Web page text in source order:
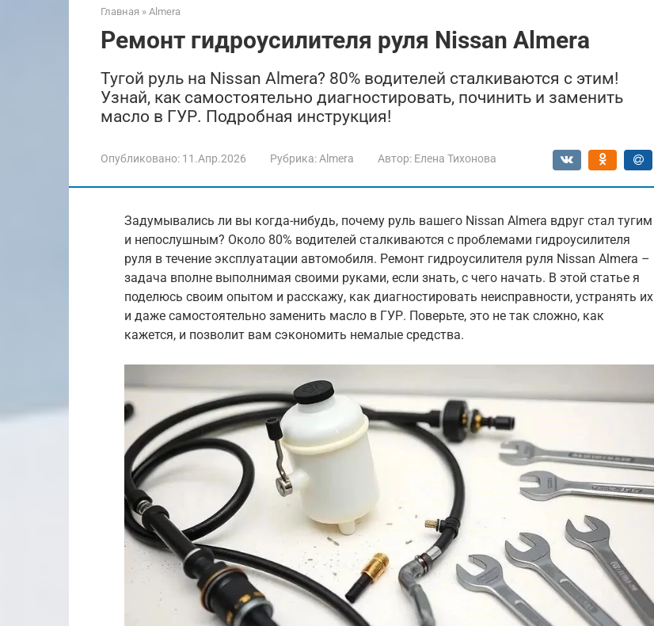
Главная » Almera
Ремонт гидроусилителя руля Nissan Almera
Тугой руль на Nissan Almera? 80% водителей сталкиваются с этим!
Узнай, как самостоятельно диагностировать, починить и заменить
масло в ГУР. Подробная инструкция!
Опубликовано: 11.Апр.2026 Рубрика: Almera Автор: Елена Тихонова
Задумывались ли вы когда-нибудь, почему руль вашего Nissan Almera вдруг стал тугим
и непослушным? Около 80% водителей сталкиваются с проблемами гидроусилителя
руля в течение эксплуатации автомобиля. Ремонт гидроусилителя руля Nissan Almera –
задача вполне выполнимая своими руками, если знать, с чего начать. В этой статье я
поделюсь своим опытом и расскажу, как диагностировать неисправности, устранять их
и даже самостоятельно заменить масло в ГУР. Поверьте, это не так сложно, как
кажется, и позволит вам сэкономить немалые средства.